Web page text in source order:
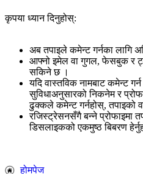
कृपया ध्यान दिनुहोस्:
अब तपाइले कमेन्ट गर्नका लागि
आफ्नो इमेल वा गुगल, फेसबुक र
सकिने छ ।
यदि वास्तविक नामबाट कमेन्ट
सुविधाअनुसारको निकनेम र
ढुक्कले कमेन्ट गर्नहोस्, तपाइको
रजिस्ट्रेसनसँगै बन्ने प्रोफाइमा
डिसलाइकको एकमुष्ठ बिबरण
होमपेज